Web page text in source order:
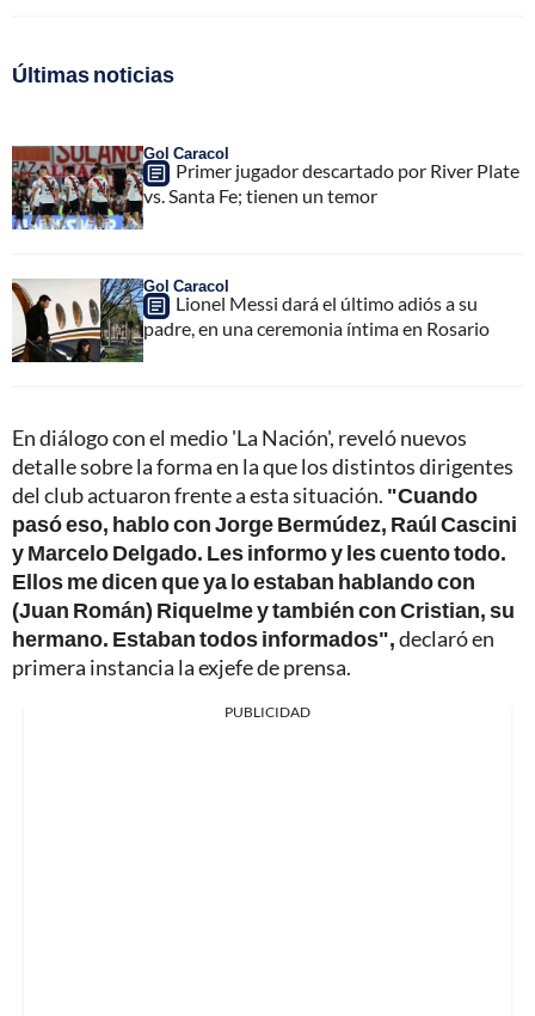
Últimas noticias
Gol Caracol
Primer jugador descartado por River Plate
vs. Santa Fe; tienen un temor
Gol Caracol
Lionel Messi dará el último adiós a su
padre, en una ceremonia íntima en Rosario
En diálogo con el medio 'La Nación', reveló nuevos
detalle sobre la forma en la que los distintos dirigentes
del club actuaron frente a esta situación. "Cuando
pasó eso, hablo con Jorge Bermúdez, Raúl Cascini
y Marcelo Delgado. Les informo y les cuento todo.
Ellos me dicen que ya lo estaban hablando con
(Juan Román) Riquelme y también con Cristian, su
hermano. Estaban todos informados",declaró en
primera instancia la exjefe de prensa.
PUBLICIDAD